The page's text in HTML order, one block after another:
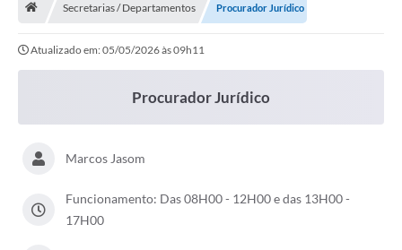
Carta de Serviços
PS nº 001/2021 - Cargo Enfermeiro(a)
Secretarias / Departamentos Procurador Jurídico
Atualizado em: 05/05/2026 às 09h11
Procurador Jurídico
Marcos Jasom
Funcionamento: Das 08H00 - 12H00 e das 13H00 -
17H00